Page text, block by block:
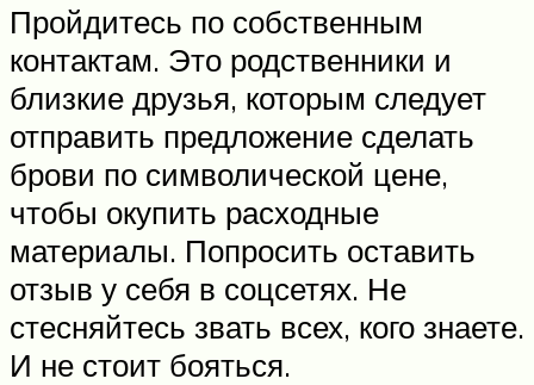
Пройдитесь по собственным
контактам. Это родственники и
близкие друзья, которым следует
отправить предложение сделать
брови по символической цене,
чтобы окупить расходные
материалы. Попросить оставить
отзыв у себя в соцсетях. Не
стесняйтесь звать всех, кого знаете.
И не стоит бояться.